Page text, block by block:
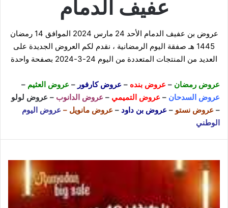
عفيف الدمام
عروض بن عفيف الدمام الأحد 24 مارس 2024 الموافق 14 رمضان
1445 هـ صفقة اليوم الرمضانية ، نقدم لكم العروض الجديدة على
العديد من المنتجات المتعددة من اليوم 24-3-2024 بصفحة واحدة
عروض رمضان – عروض بنده – عروض كارفور – عروض العثيم –
عروض السدحان – عروض التميمي – عروض الدانوب – عروض لولو
– عروض نستو – عروض بن داود – عروض مانويل – عروض اليوم
الوطني